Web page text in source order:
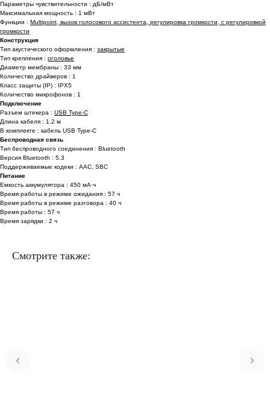
Параметры чувствительности : дБ/мВт
Максимальная мощность : 1 мВт
Функции : Multipoint, вызов голосового ассистента, регулировка громкости, с регулировкой
громкости
Конструкция
Тип акустического оформления : закрытые
Тип крепления : оголовье
Диаметр мембраны : 33 мм
Количество драйверов : 1
Класс защиты (IP) : IPX5
Количество микрофонов : 1
Подключение
Разъем штекера : USB Type-C
Длина кабеля : 1.2 м
В комплекте : кабель USB Type-C
Беспроводная связь
Тип беспроводного соединения : Bluetooth
Версия Bluetooth : 5.3
Поддерживаемые кодеки : AAC, SBC
Питание
Емкость аккумулятора : 450 мА·ч
Время работы в режиме ожидания : 57 ч
Время работы в режиме разговора : 40 ч
Время работы : 57 ч
Время зарядки : 2 ч
Смотрите также: